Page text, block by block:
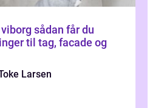
får du
til tag, facade og
Larsen